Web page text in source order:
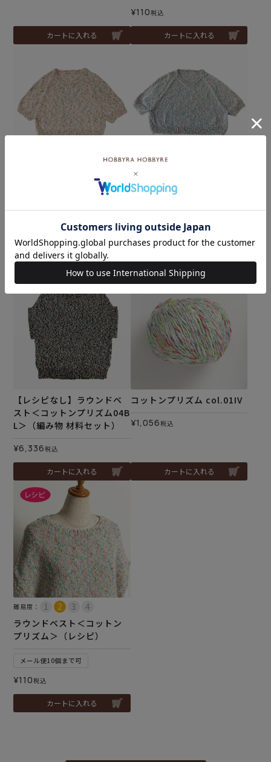
カートに入れる
¥110税込
カートに入れる
【レシピなし】ラグランセ
2P＞（編み物 材料セット）
¥7,392税込
カートに入れる
難易度：
【レシピなし】ラグランセ
3B＞（編み物 材料セット）
¥7,392税込
カートに入れる
【レシピなし】ラウンドベ
スト＜コットンプリズム04B
L＞（編み物 材料セット）
¥6,336税込
カートに入れる
コットンプリズム col.01IV
¥1,056税込
カートに入れる
難易度：
ラウンドベスト＜コットン
プリズム＞（レシピ）
メール便10個まで可
¥110税込
カートに入れる